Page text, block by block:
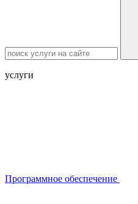
услуги
Программное обеспечение